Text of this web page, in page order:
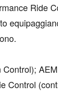
Ride
Control);
Control